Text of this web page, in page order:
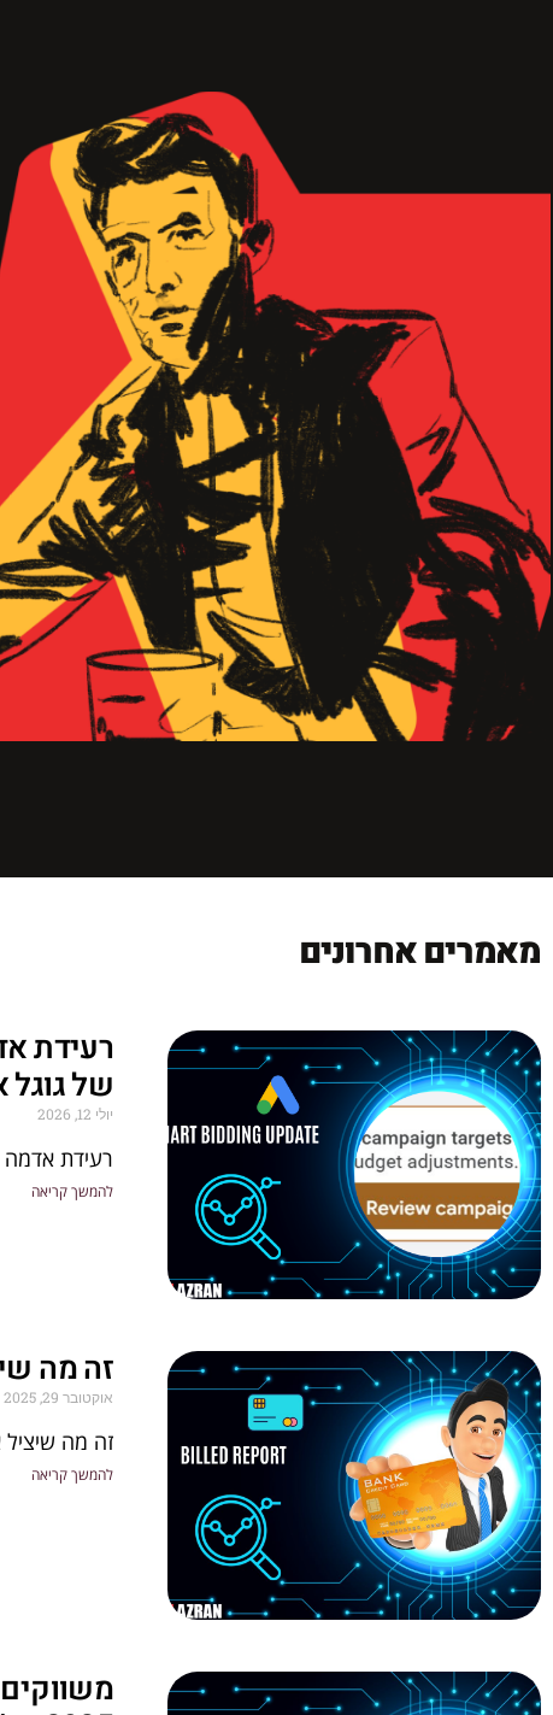
מאמרים אחרונים
רעידת
של גוגל
יולי 12, 2026
רעידת
להמשך קריאה
זה מה
אוקטובר 29, 2025
זה מה
להמשך קריאה